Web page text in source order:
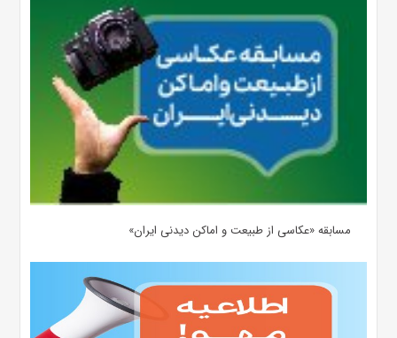
مسابقه «عکاسی از طبیعت و اماکن دیدنی ایران»